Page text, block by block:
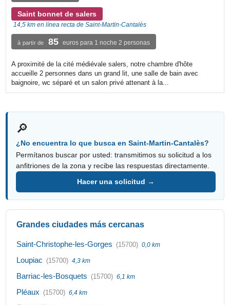
Saint bonnet de salers
14,5 km en línea recta de Saint-Martin-Cantalès
à partir de 85 euros para 1 noche 2 personas
A proximité de la cité médiévale salers, notre chambre d'hôte
accueille 2 personnes dans un grand lit, une salle de bain avec
baignoire, wc séparé et un salon privé attenant à la...
🔎
¿No encuentra lo que busca en Saint-Martin-Cantalès?
Permítanos buscar por usted: transmitimos su solicitud a los
anfitriones de la zona y recibe las respuestas directamente.
Hacer una solicitud →
Grandes ciudades más cercanas
Saint-Christophe-les-Gorges (15700) 0,0 km
Loupiac (15700) 4,3 km
Barriac-les-Bosquets (15700) 6,1 km
Pléaux (15700) 6,4 km